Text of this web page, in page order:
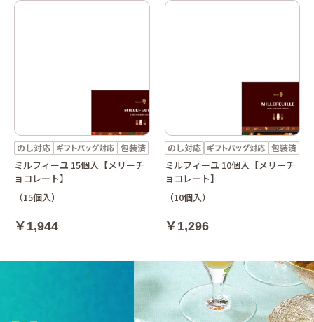
ミルフィーユ 15個入【メリーチ
ョコレート】
（15個入）
￥1,944
ミルフィーユ 10個入【メリーチ
ョコレート】
（10個入）
￥1,296